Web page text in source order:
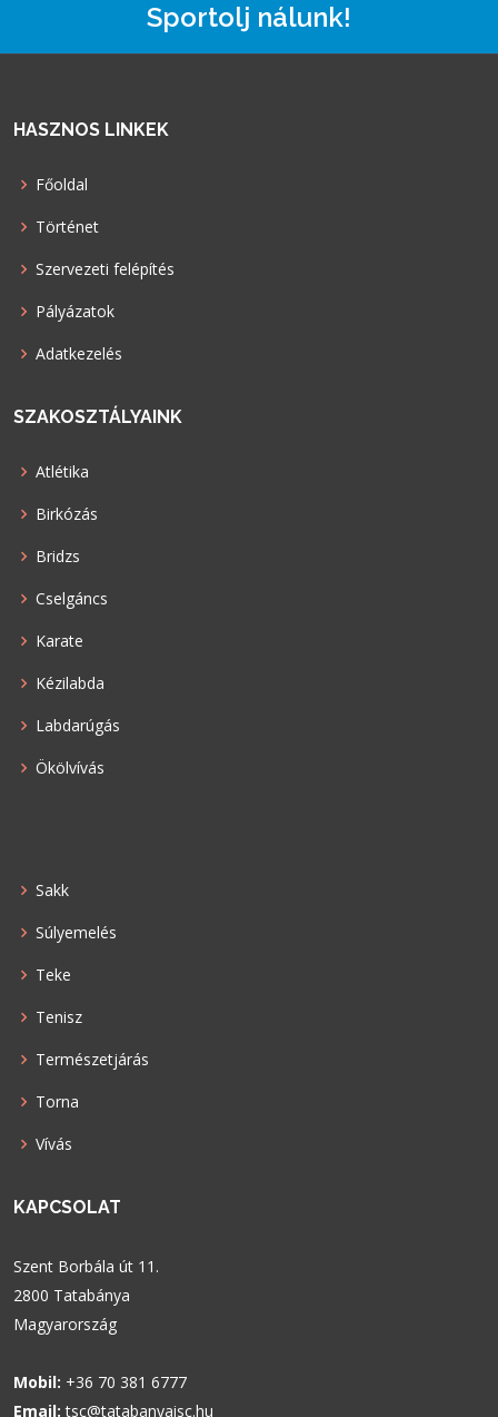
Sportolj nálunk!
HASZNOS LINKEK
Főoldal
Történet
Szervezeti felépítés
Pályázatok
Adatkezelés
SZAKOSZTÁLYAINK
Atlétika
Birkózás
Bridzs
Cselgáncs
Karate
Kézilabda
Labdarúgás
Ökölvívás
Sakk
Súlyemelés
Teke
Tenisz
Természetjárás
Torna
Vívás
KAPCSOLAT
Szent Borbála út 11.
2800 Tatabánya
Magyarország
Mobil: +36 70 381 6777
Email: tsc@tatabanyaisc.hu